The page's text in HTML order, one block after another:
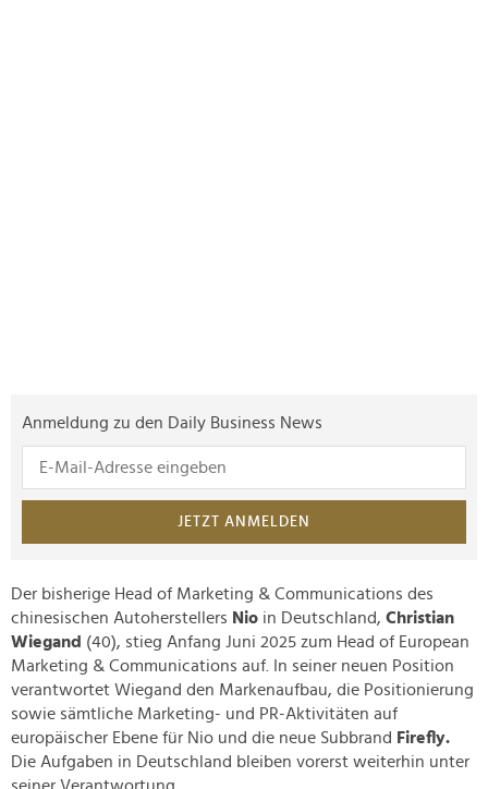
Anmeldung zu den Daily Business News
JETZT ANMELDEN
Der bisherige Head of Marketing & Communications des
chinesischen Autoherstellers Nio in Deutschland, Christian
Wiegand (40), stieg Anfang Juni 2025 zum Head of European
Marketing & Communications auf. In seiner neuen Position
verantwortet Wiegand den Markenaufbau, die Positionierung
sowie sämtliche Marketing- und PR-Aktivitäten auf
europäischer Ebene für Nio und die neue Subbrand Firefly.
Die Aufgaben in Deutschland bleiben vorerst weiterhin unter